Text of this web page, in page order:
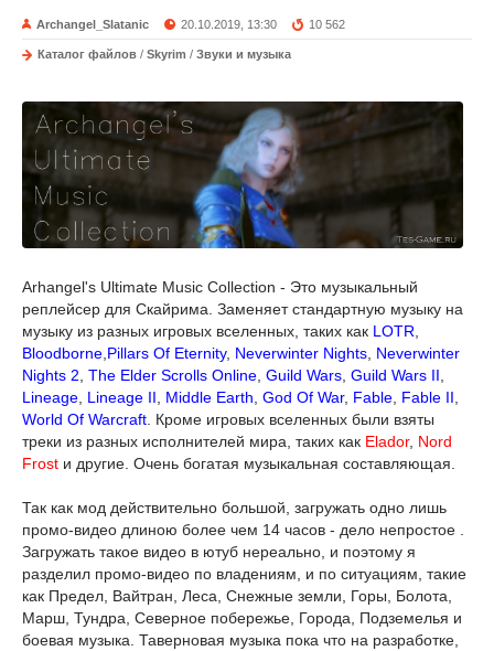
Archangel_Slatanic 20.10.2019, 13:30 10 562
Каталог файлов / Skyrim / Звуки и музыка
Arhangel's Ultimate Music Collection - Это музыкальный
реплейсер для Скайрима. Заменяет стандартную музыку на
музыку из разных игровых вселенных, таких как LOTR,
Bloodborne,Pillars Of Eternity, Neverwinter Nights, Neverwinter
Nights 2, The Elder Scrolls Online, Guild Wars, Guild Wars II,
Lineage, Lineage II, Middle Earth, God Of War, Fable, Fable II,
World Of Warcraft. Кроме игровых вселенных были взяты
треки из разных исполнителей мира, таких как Elador, Nord
Frost и другие. Очень богатая музыкальная составляющая.
Так как мод действительно большой, загружать одно лишь
промо-видео длиною более чем 14 часов - дело непростое .
Загружать такое видео в ютуб нереально, и поэтому я
разделил промо-видео по владениям, и по ситуациям, такие
как Предел, Вайтран, Леса, Снежные земли, Горы, Болота,
Марш, Тундра, Северное побережье, Города, Подземелья и
боевая музыка. Таверновая музыка пока что на разработке,